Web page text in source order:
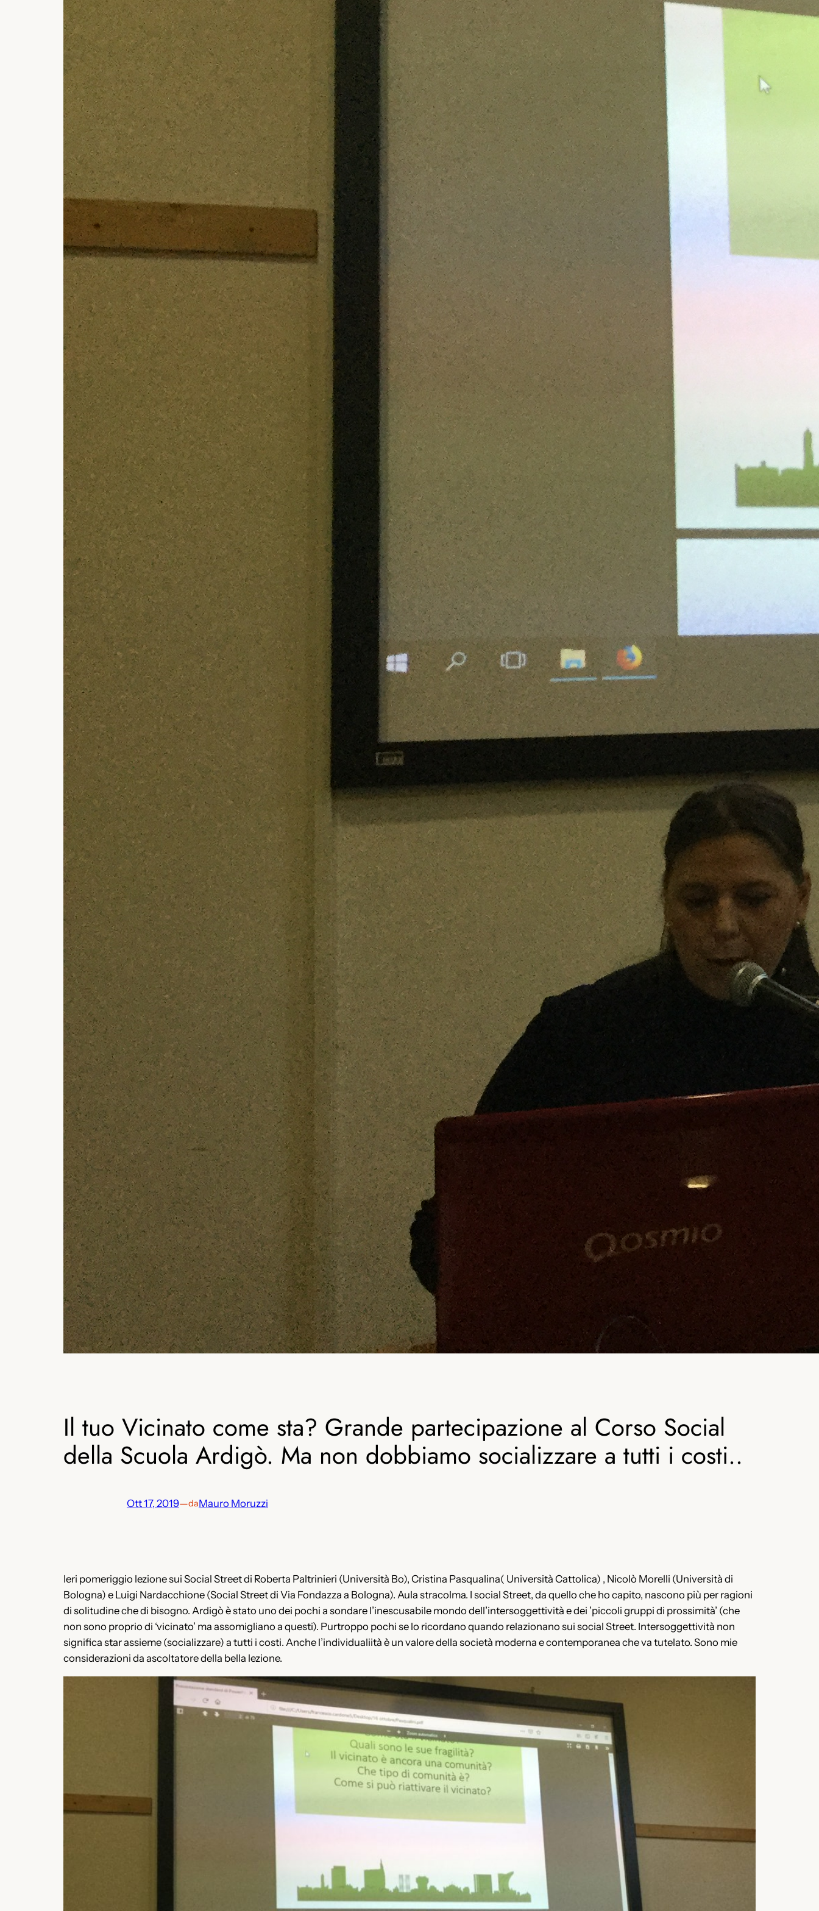
Il tuo Vicinato come sta? Grande partecipazione al Corso Social
della Scuola Ardigò. Ma non dobbiamo socializzare a tutti i costi..
Ott 17, 2019—daMauro Moruzzi
Ieri pomeriggio lezione sui Social Street di Roberta Paltrinieri (Università Bo), Cristina Pasqualina( Università Cattolica) , Nicolò Morelli (Università di
Bologna) e Luigi Nardacchione (Social Street di Via Fondazza a Bologna). Aula stracolma. I social Street, da quello che ho capito, nascono più per ragioni
di solitudine che di bisogno. Ardigò è stato uno dei pochi a sondare l’inescusabile mondo dell’intersoggettività e dei ’piccoli gruppi di prossimità’ (che
non sono proprio di ‘vicinato’ ma assomigliano a questi). Purtroppo pochi se lo ricordano quando relazionano sui social Street. Intersoggettività non
significa star assieme (socializzare) a tutti i costi. Anche l’individualiità è un valore della società moderna e contemporanea che va tutelato. Sono mie
considerazioni da ascoltatore della bella lezione.